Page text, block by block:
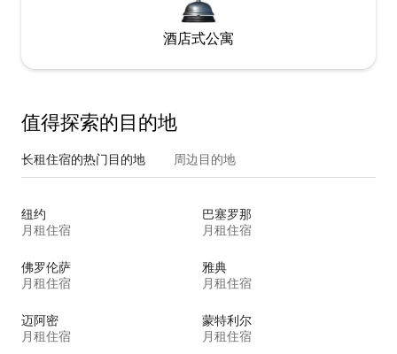
酒店式公寓
值得探索的目的地
长租住宿的热门目的地 周边目的地
纽约
月租住宿
巴塞罗那
月租住宿
佛罗伦萨
月租住宿
雅典
月租住宿
迈阿密
月租住宿
蒙特利尔
月租住宿